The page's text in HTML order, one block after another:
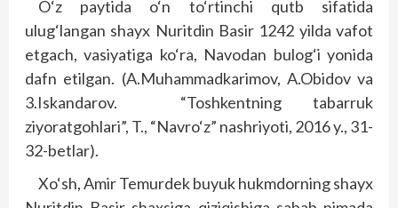
O‘z paytida o‘n to‘rtinchi qutb sifatida
ulug‘langan shayx Nuritdin Basir 1242 yilda vafot
etgach, vasiyatiga ko‘ra, Navodan bulog‘i yonida
dafn etilgan. (A.Muhammadkarimov, A.Obidov va
3.Iskandarov. “Toshkentning tabarruk
ziyoratgohlari”, T., “Navro‘z” nashriyoti, 2016 y., 31-
32-betlar).
Xo‘sh, Amir Temurdek buyuk hukm­dorning shayx